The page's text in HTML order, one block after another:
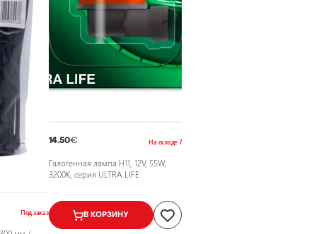
Под заказ
14.50€ На складе 7
Галогенная лампа H11, 12V, 55W,
3200K, серия ULTRA LIFE
В КОРЗИНУ